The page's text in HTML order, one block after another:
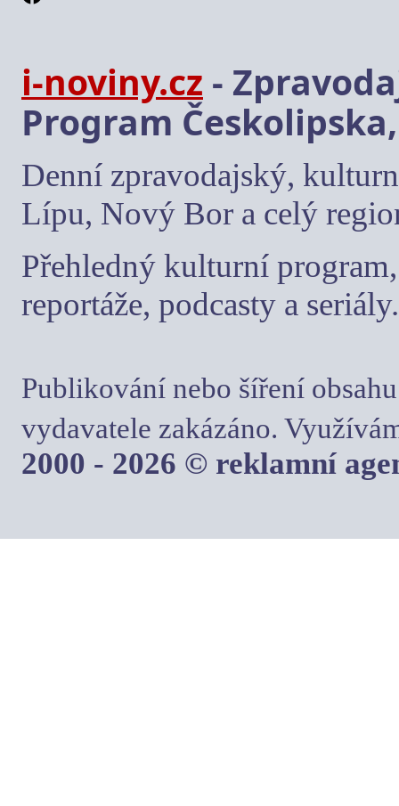
i-noviny.cz -
Program
Denní zpravodajský,
Lípu, Nový Bor a celý
Přehledný kulturní
reportáže, podcasty a seriály.
Publikování nebo šíření
vydavatele zakázáno.
2000 - 2026 © reklamní